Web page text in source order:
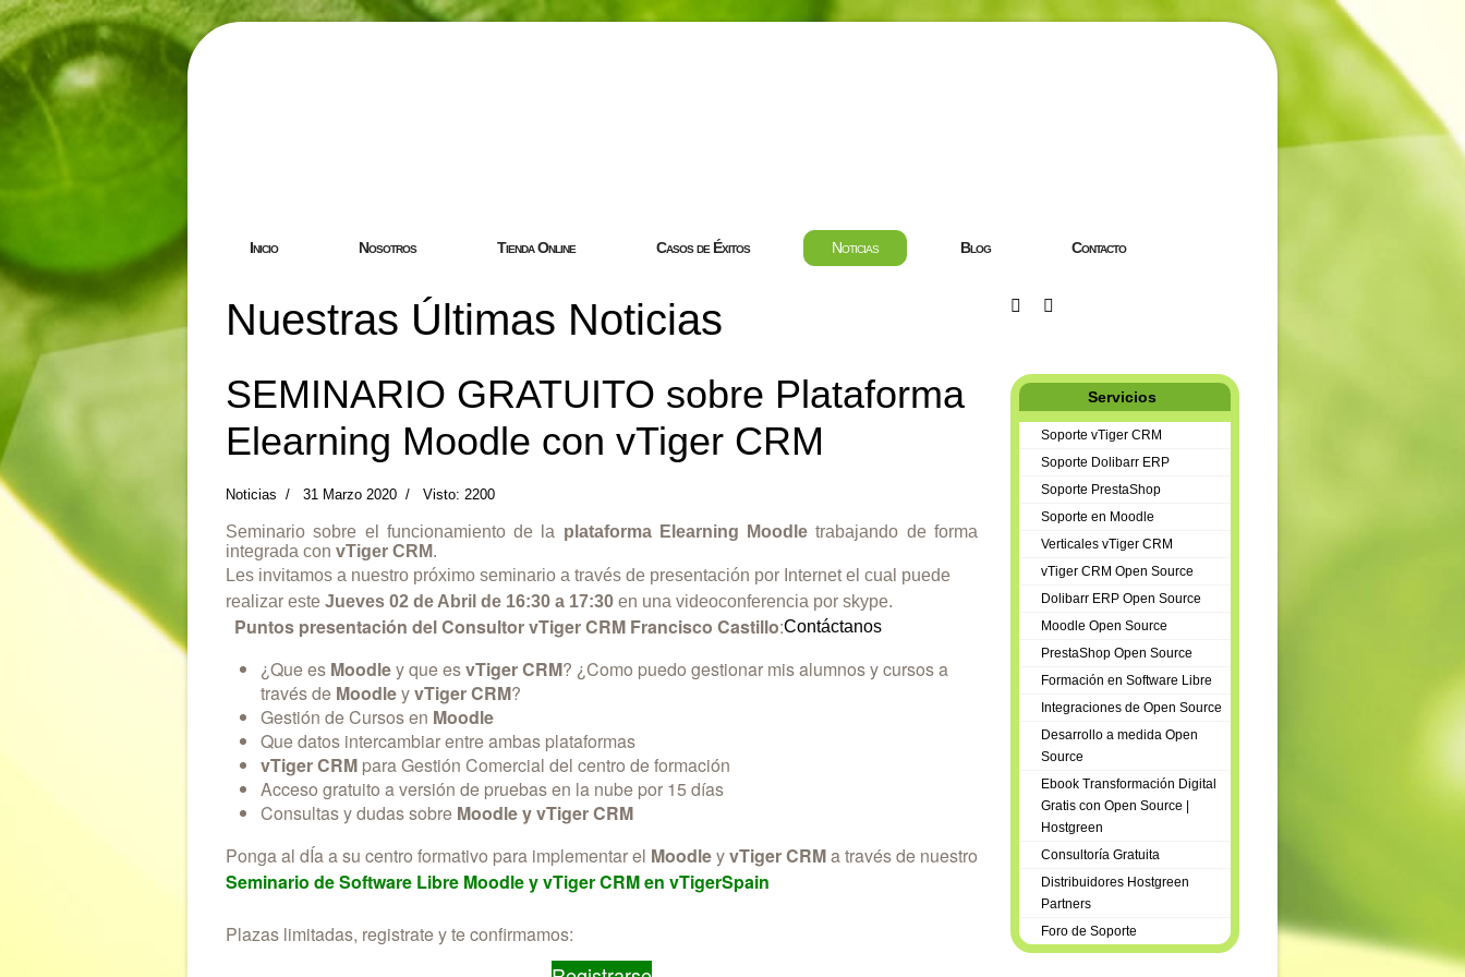
Inicio Nosotros Tienda Online Casos de Éxitos Noticias Blog Contacto
Nuestras Últimas Noticias
SEMINARIO GRATUITO sobre Plataforma
Elearning Moodle con vTiger CRM
Noticias 31 Marzo 2020 Visto: 2200
Seminario sobre el funcionamiento de la plataforma Elearning Moodle trabajando de forma
integrada con vTiger CRM.
Les invitamos a nuestro próximo seminario a través de presentación por Internet el cual puede
realizar este Jueves 02 de Abril de 16:30 a 17:30 en una videoconferencia por skype.
Puntos presentación del Consultor vTiger CRM Francisco Castillo:Contáctanos
¿Que es Moodley que esvTiger CRM? ¿Como puedo gestionar mis alumnos y cursos a
través de MoodleyvTiger CRM?
Gestión de Cursos en Moodle
Que datos intercambiar entre ambas plataformas
vTiger CRM para Gestión Comercial del centro de formación
Acceso gratuito a versión de pruebas en la nube por 15 días
Consultas y dudas sobre Moodle yvTiger CRM
Ponga al dÍa a su centro formativo para implementar el MoodleyvTiger CRMa través de nuestro
Seminario de Software Libre Moodle y vTiger CRM en vTigerSpain
Plazas limitadas, registrate y te confirmamos:
Servicios
Soporte vTiger CRM
Soporte Dolibarr ERP
Soporte PrestaShop
Soporte en Moodle
Verticales vTiger CRM
vTiger CRM Open Source
Dolibarr ERP Open Source
Moodle Open Source
PrestaShop Open Source
Formación en Software Libre
Integraciones de Open Source
Desarrollo a medida Open
Source
Ebook Transformación Digital
Gratis con Open Source |
Hostgreen
Consultoría Gratuita
Distribuidores Hostgreen
Partners
Foro de Soporte